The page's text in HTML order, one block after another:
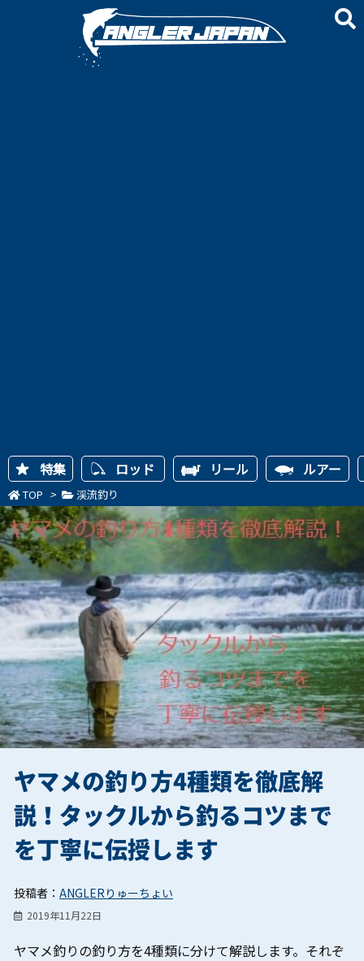
特集 ロッド リール ルアー
TOP > 渓流釣り
ヤマメの釣り方4種類を徹底解
説！タックルから釣るコツまで
を丁寧に伝授します
投稿者： ANGLERりゅーちょい
2019年11月22日
ヤマメ釣りの釣り方を4種類に分けて解説します。それぞ